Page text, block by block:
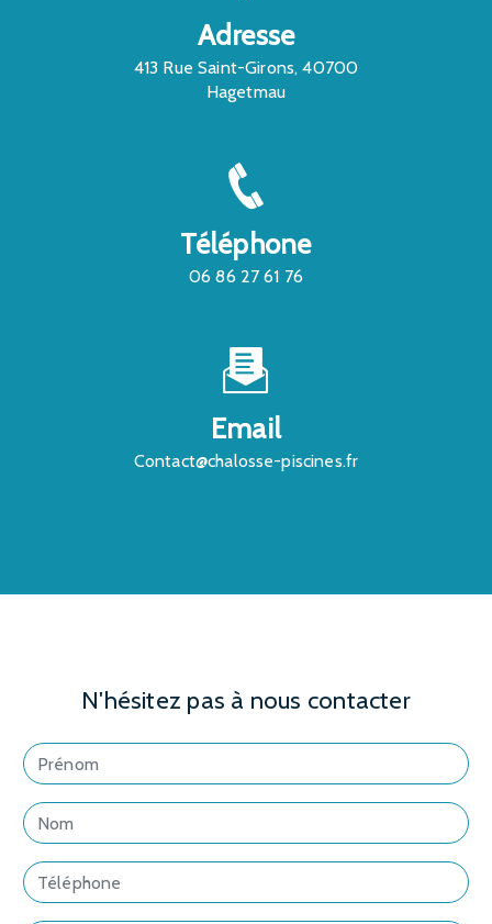
Adresse
413 Rue Saint-Girons, 40700
Hagetmau
Téléphone
06 86 27 61 76
Email
contact@chalosse-piscines.fr
N'hésitez pas à nous contacter